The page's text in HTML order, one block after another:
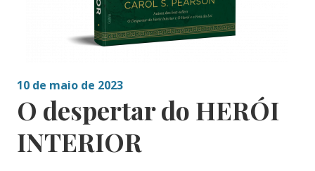
10 de maio de 2023
O despertar do HERÓI
INTERIOR